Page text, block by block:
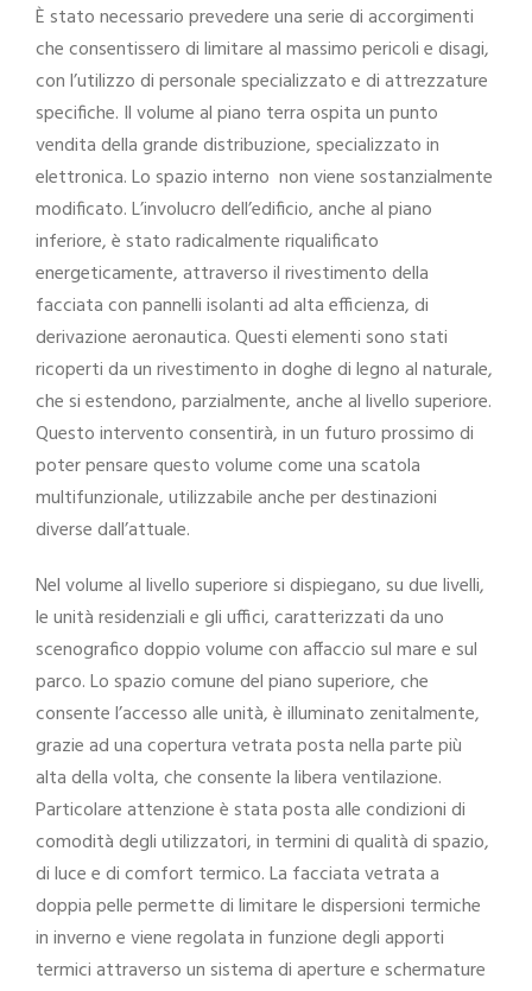
È stato necessario prevedere una serie di accorgimenti
che consentissero di limitare al massimo pericoli e disagi,
con l’utilizzo di personale specializzato e di attrezzature
specifiche. Il volume al piano terra ospita un punto
vendita della grande distribuzione, specializzato in
elettronica. Lo spazio interno non viene sostanzialmente
modificato. L’involucro dell’edificio, anche al piano
inferiore, è stato radicalmente riqualificato
energeticamente, attraverso il rivestimento della
facciata con pannelli isolanti ad alta efficienza, di
derivazione aeronautica. Questi elementi sono stati
ricoperti da un rivestimento in doghe di legno al naturale,
che si estendono, parzialmente, anche al livello superiore.
Questo intervento consentirà, in un futuro prossimo di
poter pensare questo volume come una scatola
multifunzionale, utilizzabile anche per destinazioni
diverse dall’attuale.
Nel volume al livello superiore si dispiegano, su due livelli,
le unità residenziali e gli uffici, caratterizzati da uno
scenografico doppio volume con affaccio sul mare e sul
parco. Lo spazio comune del piano superiore, che
consente l’accesso alle unità, è illuminato zenitalmente,
grazie ad una copertura vetrata posta nella parte più
alta della volta, che consente la libera ventilazione.
Particolare attenzione è stata posta alle condizioni di
comodità degli utilizzatori, in termini di qualità di spazio,
di luce e di comfort termico. La facciata vetrata a
doppia pelle permette di limitare le dispersioni termiche
in inverno e viene regolata in funzione degli apporti
termici attraverso un sistema di aperture e schermature